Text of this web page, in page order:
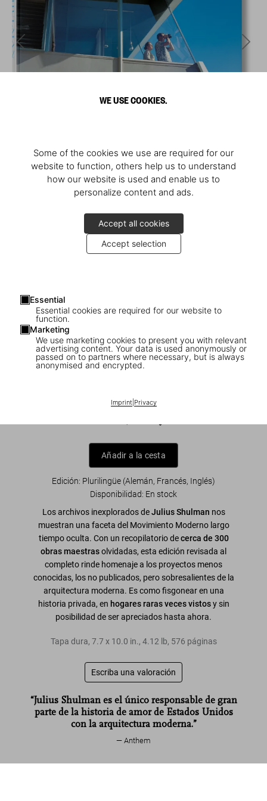
WE USE COOKIES.
Some of the cookies we use are required for our
website to function, others help us to understand
how our website is used and enable us to
personalize content and ads.
Accept all cookies
Accept selection
Essential
Essential cookies are required for our website to
function.
Marketing
We use marketing cookies to present you with relevant
advertising content. Your data is used anonymously or
passed on to partners where necessary, but is always
anonymised and encrypted.
Imprint| Privacy
1/9
Rediscovered
Añadir a la cesta
Edición: Plurilingüe (Alemán, Francés, Inglés)
Disponibilidad: En stock
Los archivos inexplorados deJulius Shulman nos
muestran una faceta del Movimiento Moderno largo
tiempo oculta. Con un recopilatorio decerca de 300
obras maestrasolvidadas, esta edición revisada al
completo rinde homenaje a los proyectos menos
conocidas, los no publicados, pero sobresalientes de la
arquitectura moderna. Es como fisgonear en una
historia privada, en hogares raras veces vistosy sin
posibilidad de ser apreciados hasta ahora.
Tapa dura, 7.7 x 10.0 in., 4.12 lb, 576 páginas
Escriba una valoración
“Julius Shulman es el único responsable de gran
parte de la historia de amor de Estados Unidos
con la arquitectura moderna.”
Anthem